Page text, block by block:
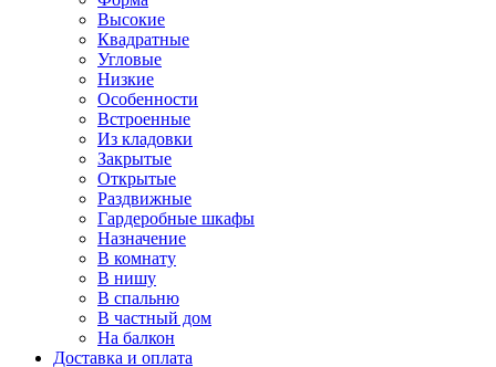
Высокие
Квадратные
Угловые
Низкие
Особенности
Встроенные
Из кладовки
Закрытые
Открытые
Раздвижные
Гардеробные шкафы
Назначение
В комнату
В нишу
В спальню
В частный дом
На балкон
Доставка и оплата